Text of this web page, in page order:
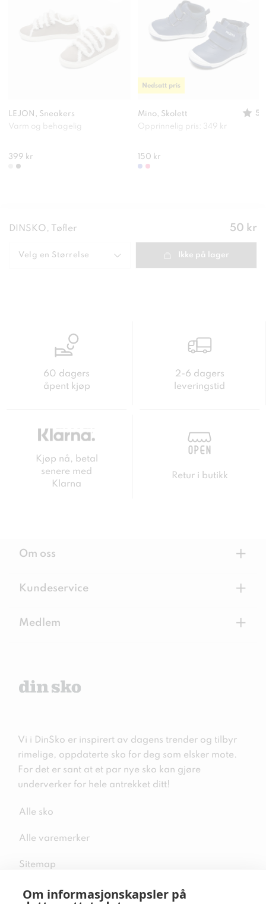
Om informasjonskapsler på
LEJON, Sneakers
Varm og behagelig
399 kr
Mino, Skolett
5
Opprinnelig pris: 349 kr
150 kr
Nedsatt pris
DINSKO, Tøfler Pris:
50 kr
Velg en Størrelse Ikke på lager
60 dagers
åpent kjøp
2-6 dagers
leveringstid
Kjøp nå, betal
senere med
Klarna
Retur i butikk
Om oss +
Kundeservice +
Medlem +
Vi i DinSko er inspirert av dagens trender og tilbyr
rimelige, oppdaterte sko for deg som elsker mote.
For det er sant at et par nye sko kan gjøre
underverker for hele antrekket ditt!
Alle sko
Alle varemerker
Sitemap